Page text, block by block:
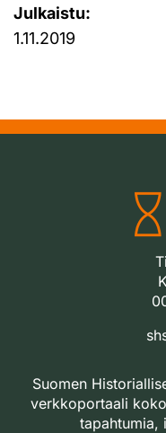
Julkaistu:
1.11.2019
Suomen
verkkoportaali
tapahtumia,